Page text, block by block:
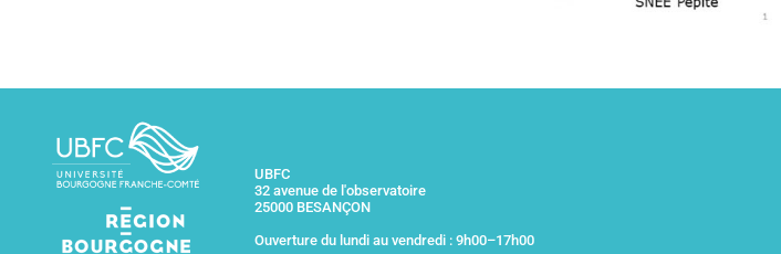
UBFC
32 avenue de l'observatoire
25000 BESANÇON
Ouverture du lundi au vendredi : 9h00–17h00